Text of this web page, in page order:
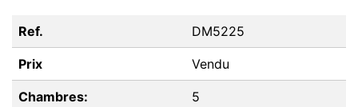
Ref. DM5225
Prix Vendu
Chambres: 5